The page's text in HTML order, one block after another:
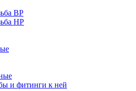
ВР
НР
и фитинги к ней